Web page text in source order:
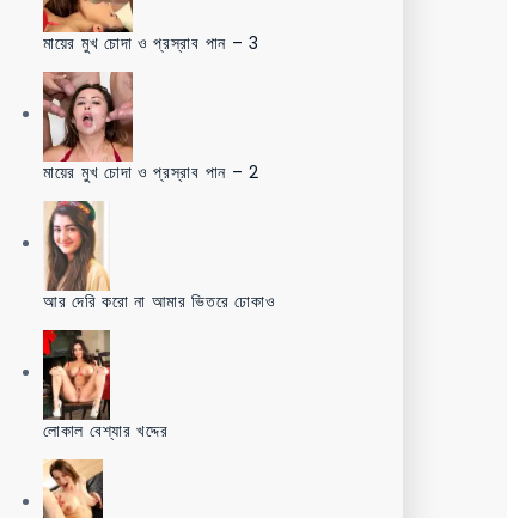
মায়ের মুখ চোদা ও প্রস্রাব পান – 3
মায়ের মুখ চোদা ও প্রস্রাব পান – 2
আর দেরি করো না আমার ভিতরে ঢোকাও
লোকাল বেশ্যার খদ্দের